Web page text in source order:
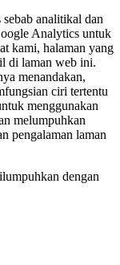
analitikal dan
Analytics untuk
kami, halaman yang
di laman web ini.
menandakan,
ciri tertentu
menggunakan
melumpuhkan
pengalaman laman
dengan